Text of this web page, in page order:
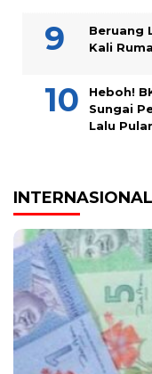
Beruang
Kali
Heboh!
Sungai
Lalu
INTERNASIONAL